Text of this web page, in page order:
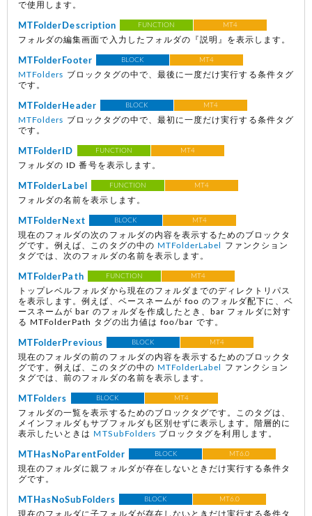
で使用します。
MTFolderDescription FUNCTION MT4
フォルダの編集画面で入力したフォルダの『説明』を表示します。
MTFolderFooter BLOCK MT4
MTFolders ブロックタグの中で、最後に一度だけ実行する条件タグ
です。
MTFolderHeader BLOCK MT4
MTFolders ブロックタグの中で、最初に一度だけ実行する条件タグ
です。
MTFolderID FUNCTION MT4
フォルダの ID 番号を表示します。
MTFolderLabel FUNCTION MT4
フォルダの名前を表示します。
MTFolderNext BLOCK MT4
現在のフォルダの次のフォルダの内容を表示するためのブロックタ
グです。例えば、このタグの中の MTFolderLabel
ファンクション
タグでは、次のフォルダの名前を表示します。
MTFolderPath FUNCTION MT4
トップレベルフォルダから現在のフォルダまでのディレクトリパス
を表示します。例えば、ベースネームが foo のフォルダ配下に、ベ
ースネームが bar のフォルダを作成したとき、bar フォルダに対す
る MTFolderPath タグの出力値は foo/bar です。
MTFolderPrevious BLOCK MT4
現在のフォルダの前のフォルダの内容を表示するためのブロックタ
グです。例えば、このタグの中の MTFolderLabel
ファンクション
タグでは、前のフォルダの名前を表示します。
MTFolders BLOCK MT4
フォルダの一覧を表示するためのブロックタグです。このタグは、
メインフォルダもサブフォルダも区別せずに表示します。階層的に
表示したいときは
MTSubFolders ブロックタグを利用します。
MTHasNoParentFolder BLOCK MT6.0
現在のフォルダに親フォルダが存在しないときだけ実行する条件タ
グです。
MTHasNoSubFolders BLOCK MT6.0
現在のフォルダに子フォルダが存在しないときだけ実行する条件タ